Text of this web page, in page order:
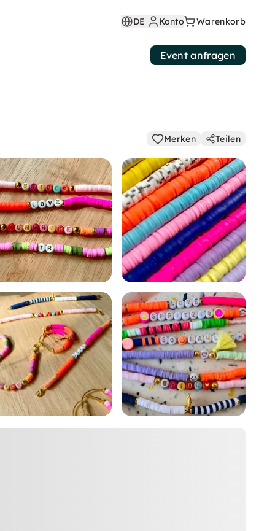
DE Konto Warenkorb
Event anfragen
Merken Teilen